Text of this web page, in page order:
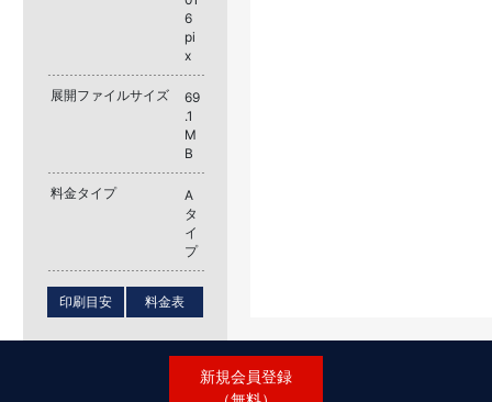
6
pi
x
展開ファイルサイズ
69
.1
M
B
料金タイプ
A
タ
イ
プ
印刷目安 料金表
新規会員登録